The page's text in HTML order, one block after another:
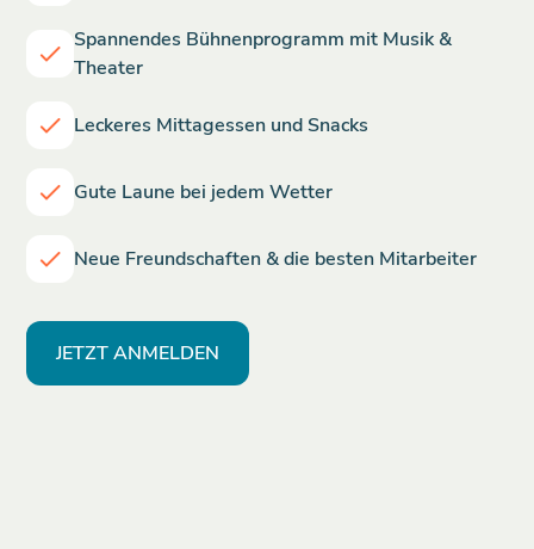
Spannendes Bühnenprogramm mit Musik &
Theater
Leckeres Mittagessen und Snacks
Gute Laune bei jedem Wetter
Neue Freundschaften & die besten Mitarbeiter
JETZT ANMELDEN